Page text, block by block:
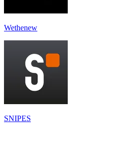
Wethenew
SNIPES